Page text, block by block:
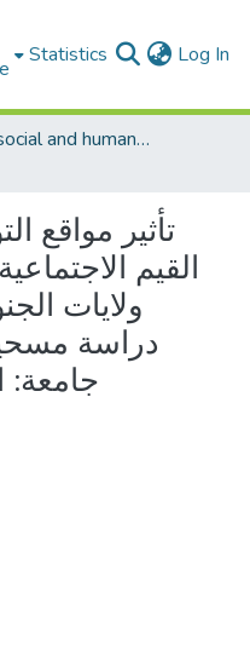
Statistics Log In
Faculty of social and humanities sciences_PHD
تأثير مواقع
القيم
ولايات
دراسة
جامعة: